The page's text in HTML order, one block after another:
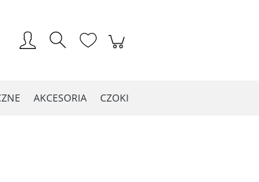
AKCESORIA CZOKI